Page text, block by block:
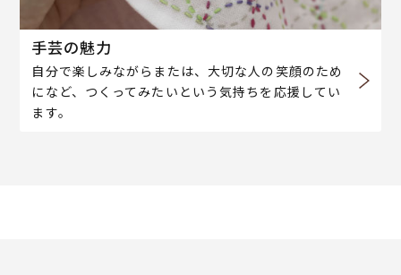
手芸の魅力
自分で楽しみながらまたは、大切な人の笑顔のため
になど、つくってみたいという気持ちを応援してい
ます。